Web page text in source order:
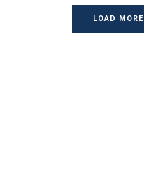
LOAD MORE